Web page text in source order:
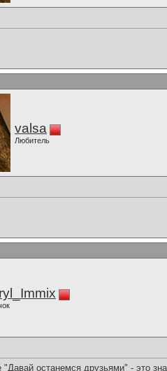
valsa
Любитель
"Давай останемся друзьями" - это